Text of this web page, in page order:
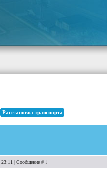
Расстановка транспорта
23:11 | Сообщение # 1